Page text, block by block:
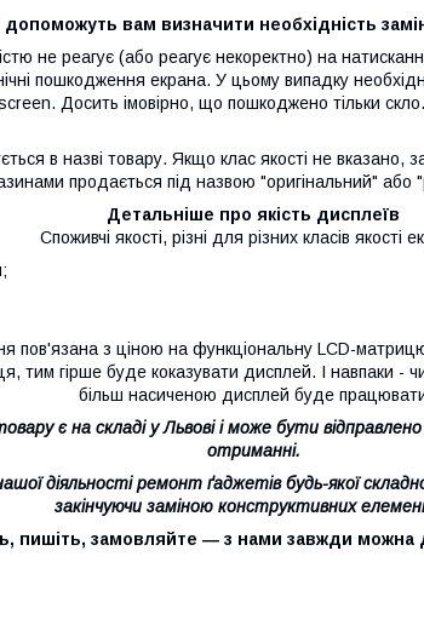
вам визначити необхідність
не реагує (або реагує некоректно) на
пошкодження екрана. У цьому випадку
Досить імовірно, що пошкоджено тільки
в назві товару. Якщо клас якості не вказано,
продається під назвою "оригінальний" або
Детальніше про якість дисплеїв
Споживчі якості, різні для різних класів якості
пов'язана з ціною на функціональну LCD-
тим гірше буде коказувати дисплей. І навпаки -
більш насиченою дисплей буде
є на складі у Львові і може бути
отриманні.
діяльності ремонт ґаджетів будь-якої
закінчуючи заміною конструктивних
пишіть, замовляйте ― з нами завжди можна